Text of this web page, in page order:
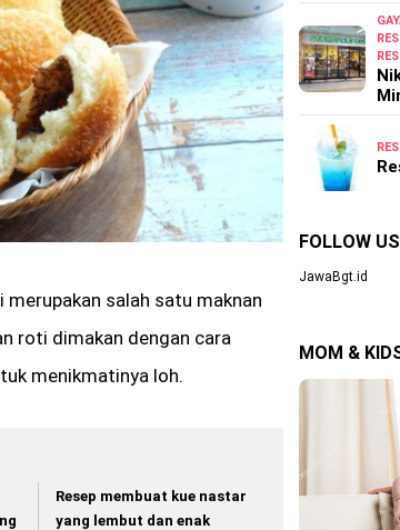
salah satu maknan
roti dimakan dengan cara
menikmatinya loh.
Resep membuat kue nastar
yang lembut dan enak
FOLLOW US
JawaBgt.id
MOM &